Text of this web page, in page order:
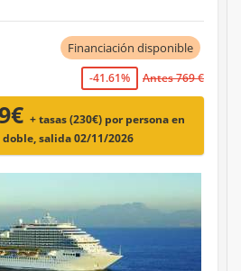
Financiación disponible
-41.61% Antes 769 €
+ tasas (230€) por persona en
salida 02/11/2026